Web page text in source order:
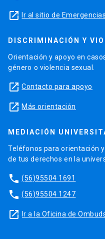
launch Ir al sitio de Emergencias
DISCRIMINACIÓN Y
Orientación y apoyo en
género o violencia sexual.
launch Contacto para apoyo
launch Más orientación
MEDIACIÓN
Teléfonos para orientación
de tus derechos en la
phone (56)95504 1691
phone (56)95504 1247
launch Ir a la Oficina de